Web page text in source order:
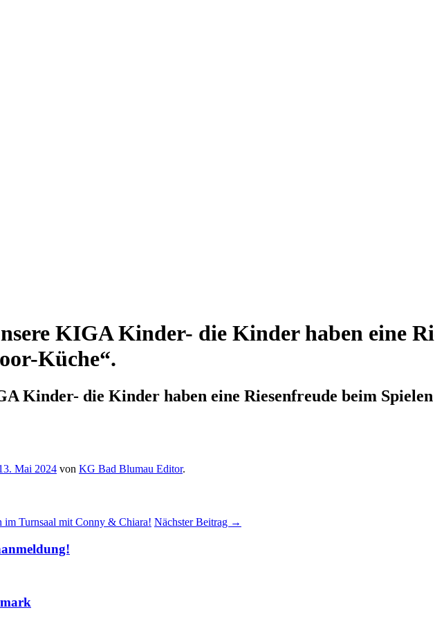
KIGA Kinder- die Kinder haben eine
Küche“.
Kinder- die Kinder haben eine Riesenfreude beim
Mai 2024 von KG Bad Blumau Editor.
im Turnsaal mit Conny & Chiara! Nächster Beitrag →